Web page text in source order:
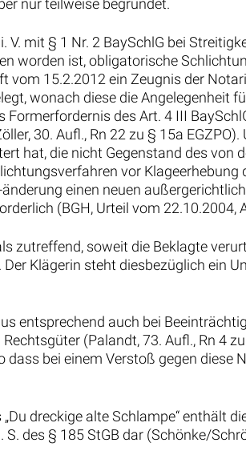
nur teilweise begründet.
V. mit § 1 Nr. 2 BaySchlG bei
worden ist, obligatorische
vom 15.2.2012 ein Zeugnis der
wonach diese die Angelegenheit
des Art. 4 III
30. Aufl., Rn 22 zu § 15a
hat, die nicht Gegenstand des von
vor
einen neuen
(BGH, Urteil vom 22.10.2004,
zutreffend, soweit die Beklagte
Der Klägerin steht diesbezüglich ein
entsprechend auch bei
(Palandt, 73. Aufl., Rn 4
dass bei einem Verstoß gegen
dreckige alte Schlampe“ enthält
des § 185 StGB dar (Schönke/